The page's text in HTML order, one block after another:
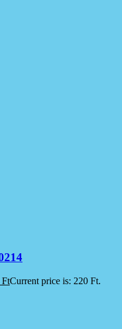
FtCurrent price is: 220 Ft.